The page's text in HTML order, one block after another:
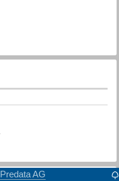
Predata AG